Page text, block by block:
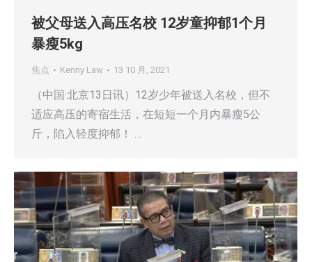
被父母送入高压名校 12岁童抑郁1个月
暴瘦5kg
焦点 Kenny Law 13 10 月, 2021
（中国·北京13日讯）12岁少年被送入名校，但不
适应高压的寄宿生活，在短短一个月内暴瘦5公
斤，陷入轻度抑郁！ …